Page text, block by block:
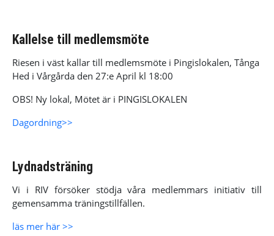
Kallelse till medlemsmöte
Riesen i väst kallar till medlemsmöte i Pingislokalen, Tånga
Hed i Vårgårda den 27:e April kl 18:00
OBS! Ny lokal, Mötet är i PINGISLOKALEN
Dagordning>>
Lydnadsträning
Vi i RIV försöker stödja våra medlemmars initiativ till
gemensamma träningstillfällen.
läs mer här >>